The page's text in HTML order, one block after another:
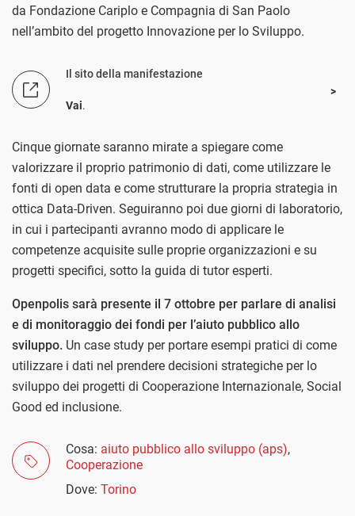
da Fondazione Cariplo e Compagnia di San Paolo
nell’ambito del progetto Innovazione per lo Sviluppo.
Il sito della manifestazione
Vai.
Cinque giornate saranno mirate a spiegare come
valorizzare il proprio patrimonio di dati, come utilizzare le
fonti di open data e come strutturare la propria strategia in
ottica Data-Driven. Seguiranno poi due giorni di laboratorio,
in cui i partecipanti avranno modo di applicare le
competenze acquisite sulle proprie organizzazioni e su
progetti specifici, sotto la guida di tutor esperti.
Openpolis sarà presente il 7 ottobre per parlare di analisi
e di monitoraggio dei fondi per l’aiuto pubblico allo
sviluppo. Un case study per portare esempi pratici di come
utilizzare i dati nel prendere decisioni strategiche per lo
sviluppo dei progetti di Cooperazione Internazionale, Social
Good ed inclusione.
Cosa: aiuto pubblico allo sviluppo (aps),
Cooperazione
Dove: Torino